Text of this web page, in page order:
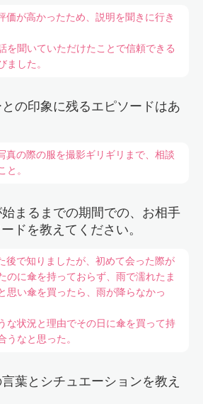
価が高かったため、説明を聞きに行き
を聞いていただけたことで信頼できる
ました。
の印象に残るエピソードはあ
真の際の服を撮影ギリギリまで、相談
と。
まるまでの期間での、お相手
ドを教えてください。
後で知りましたが、初めて会った際が
のに傘を持っておらず、雨で濡れたま
思い傘を買ったら、雨が降らなかっ
な状況と理由でその日に傘を買って持
うなと思った。
葉とシチュエーションを教え